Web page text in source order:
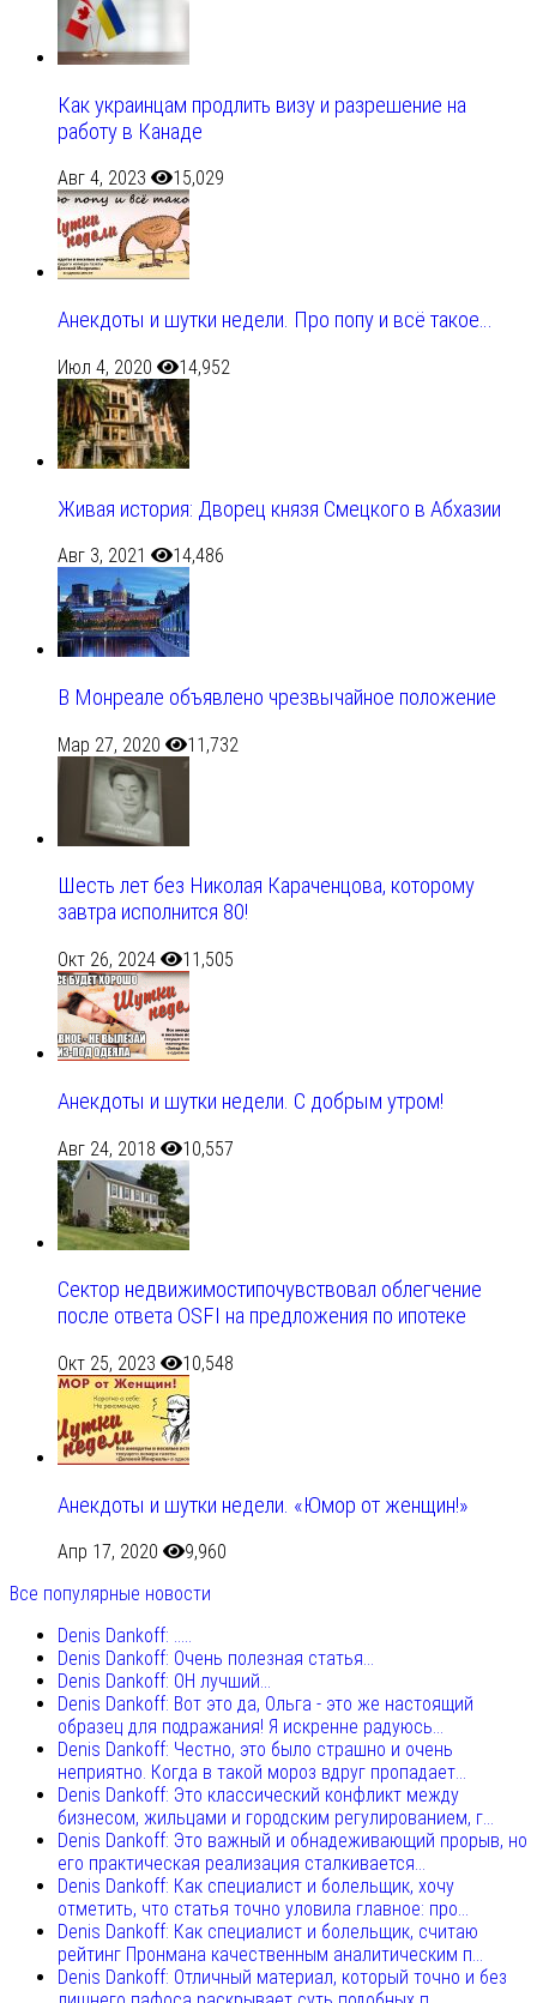
Как украинцам продлить визу и разрешение на
работу в Канаде
Авг 4, 2023 15,029
Анекдоты и шутки недели. Про попу и всё такое…
Июл 4, 2020 14,952
Живая история: Дворец князя Смецкого в Абхазии
Авг 3, 2021 14,486
В Монреале объявлено чрезвычайное положение
Мар 27, 2020 11,732
Шесть лет без Николая Караченцова, которому
завтра исполнится 80!
Окт 26, 2024 11,505
Анекдоты и шутки недели. С добрым утром!
Авг 24, 2018 10,557
Сектор недвижимостипочувствовал облегчение
после ответа OSFI на предложения по ипотеке
Окт 25, 2023 10,548
Анекдоты и шутки недели. «Юмор от женщин!»
Апр 17, 2020
9,960
Все популярные новости
Denis Dankoff: .....
Denis Dankoff: Очень полезная статья...
Denis Dankoff: ОН лучший...
Denis Dankoff: Вот это да, Ольга - это же настоящий
образец для подражания! Я искренне радуюсь...
Denis Dankoff: Честно, это было страшно и очень
неприятно. Когда в такой мороз вдруг пропадает...
Denis Dankoff: Это классический конфликт между
бизнесом, жильцами и городским регулированием, г...
Denis Dankoff: Это важный и обнадеживающий прорыв, но
его практическая реализация сталкивается...
Denis Dankoff: Как специалист и болельщик, хочу
отметить, что статья точно уловила главное: про...
Denis Dankoff: Как специалист и болельщик, считаю
рейтинг Пронмана качественным аналитическим п...
Denis Dankoff: Отличный материал, который точно и без